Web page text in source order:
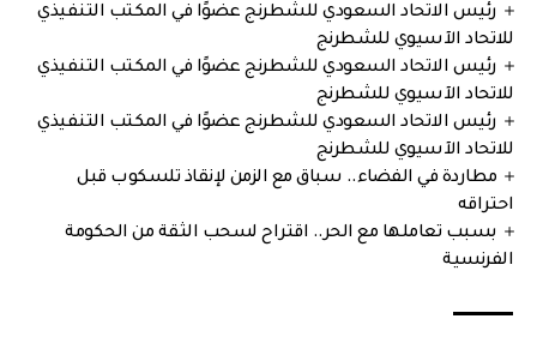
رئيس الاتحاد السعودي للشطرنج عضوًا في المكتب التنفيذي
للاتحاد الآسيوي للشطرنج
رئيس الاتحاد السعودي للشطرنج عضوًا في المكتب التنفيذي
للاتحاد الآسيوي للشطرنج
رئيس الاتحاد السعودي للشطرنج عضوًا في المكتب التنفيذي
للاتحاد الآسيوي للشطرنج
مطاردة في الفضاء.. سباق مع الزمن لإنقاذ تلسكوب قبل
احتراقه
بسبب تعاملها مع الحر.. اقتراح لسحب الثقة من الحكومة
الفرنسية